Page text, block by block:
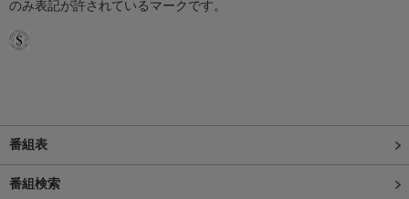
のみ表記が許されているマークです。
番組表
番組検索